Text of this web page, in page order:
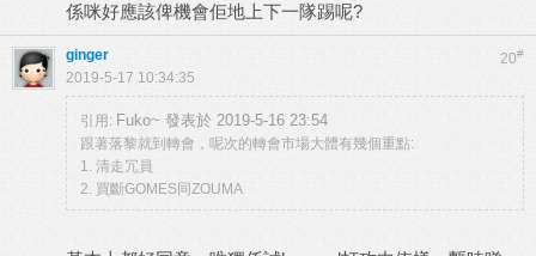
係咪好應該俾機會佢地上下一隊踢呢?
20#
ginger
2019-5-17 10:34:35
引用: Fuko~ 發表於 2019-5-16 23:54
跟著落黎就到轉會，呢次的轉會市場大體有幾個重點:
1. 清走冗員
2. 買斷GOMES同ZOUMA